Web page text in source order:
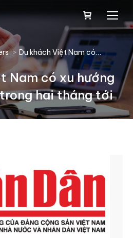
Du khách Việt Nam có…
Nam có xu hướng
hai tháng tới